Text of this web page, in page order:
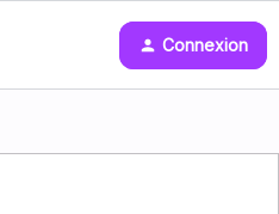
Connexion